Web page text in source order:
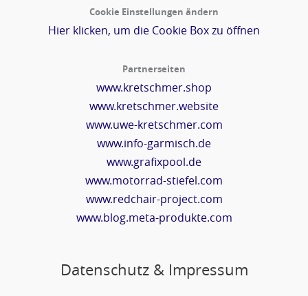
Cookie Einstellungen ändern
Hier klicken, um die Cookie Box zu öffnen
Partnerseiten
www.kretschmer.shop
www.kretschmer.website
www.uwe-kretschmer.com
www.info-garmisch.de
www.grafixpool.de
www.motorrad-stiefel.com
www.redchair-project.com
www.blog.meta-produkte.com
Datenschutz & Impressum